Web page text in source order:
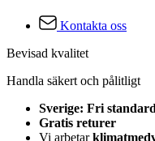
Kontakta oss
Bevisad kvalitet
Handla säkert och pålitligt
Sverige: Fri
Gratis returer
Vi arbetar